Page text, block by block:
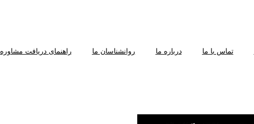
تماس با ما درباره ما روانشناسان ما راهنمای دریافت مشاوره